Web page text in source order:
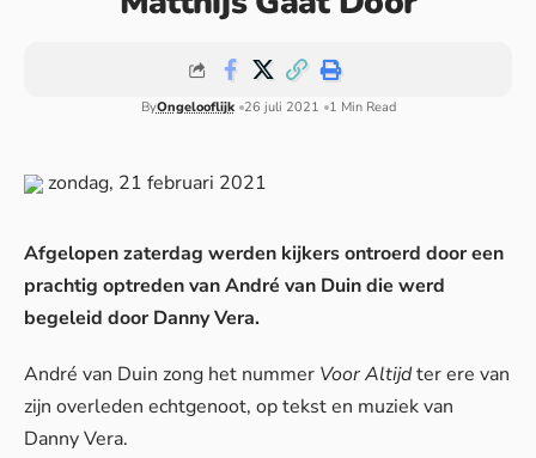
ByOngelooflijk 26 juli 2021 1 Min Read
zondag, 21 februari 2021
Afgelopen zaterdag werden kijkers ontroerd door een
prachtig optreden van André van Duin die werd
begeleid door Danny Vera.
André van Duin zong het nummer Voor Altijdter ere van
zijn overleden echtgenoot, op tekst en muziek van
Danny Vera.